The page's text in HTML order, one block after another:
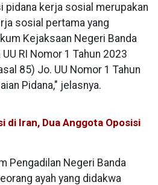
pidana kerja sosial merupakan
sosial pertama yang
Kejaksaan Negeri Banda
RI Nomor 1 Tahun 2023
85) Jo. UU Nomor 1 Tahun
Pidana," jelasnya.
di Iran, Dua Anggota Oposisi
Pengadilan Negeri Banda
ayah yang didakwa